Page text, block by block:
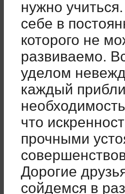
нужно
себе в
которого не
развиваемо.
уделом
каждый
что
прочными
Дорогие
сойдемся в